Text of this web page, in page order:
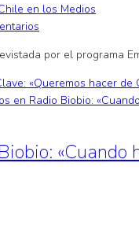
en los Medios
por el programa
«Queremos hacer